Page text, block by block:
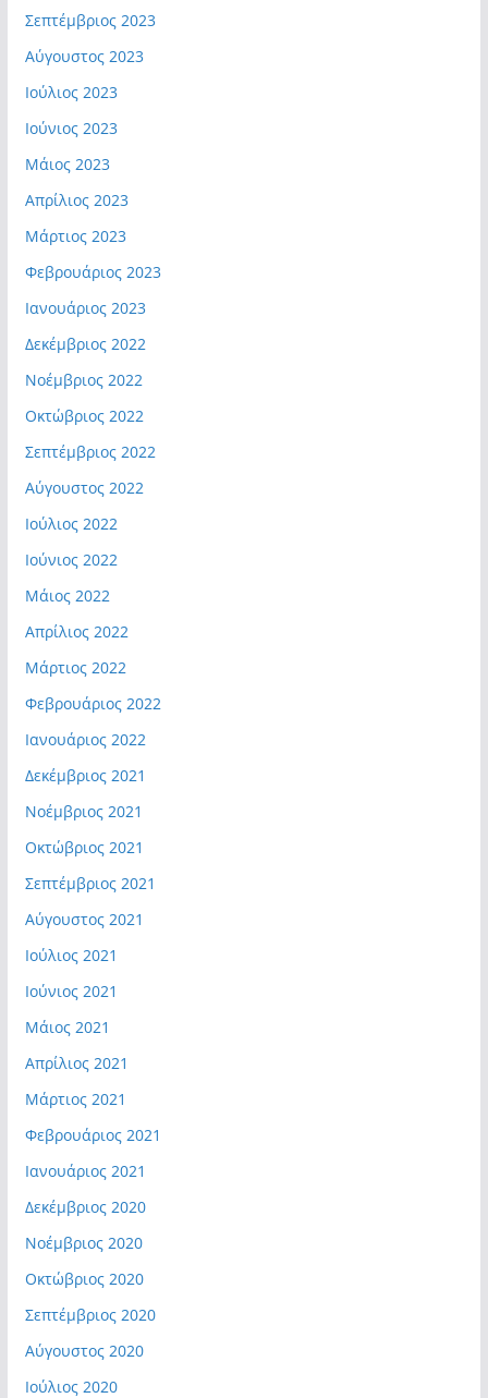
Σεπτέμβριος 2023
Αύγουστος 2023
Ιούλιος 2023
Ιούνιος 2023
Μάιος 2023
Απρίλιος 2023
Μάρτιος 2023
Φεβρουάριος 2023
Ιανουάριος 2023
Δεκέμβριος 2022
Νοέμβριος 2022
Οκτώβριος 2022
Σεπτέμβριος 2022
Αύγουστος 2022
Ιούλιος 2022
Ιούνιος 2022
Μάιος 2022
Απρίλιος 2022
Μάρτιος 2022
Φεβρουάριος 2022
Ιανουάριος 2022
Δεκέμβριος 2021
Νοέμβριος 2021
Οκτώβριος 2021
Σεπτέμβριος 2021
Αύγουστος 2021
Ιούλιος 2021
Ιούνιος 2021
Μάιος 2021
Απρίλιος 2021
Μάρτιος 2021
Φεβρουάριος 2021
Ιανουάριος 2021
Δεκέμβριος 2020
Νοέμβριος 2020
Οκτώβριος 2020
Σεπτέμβριος 2020
Αύγουστος 2020
Ιούλιος 2020